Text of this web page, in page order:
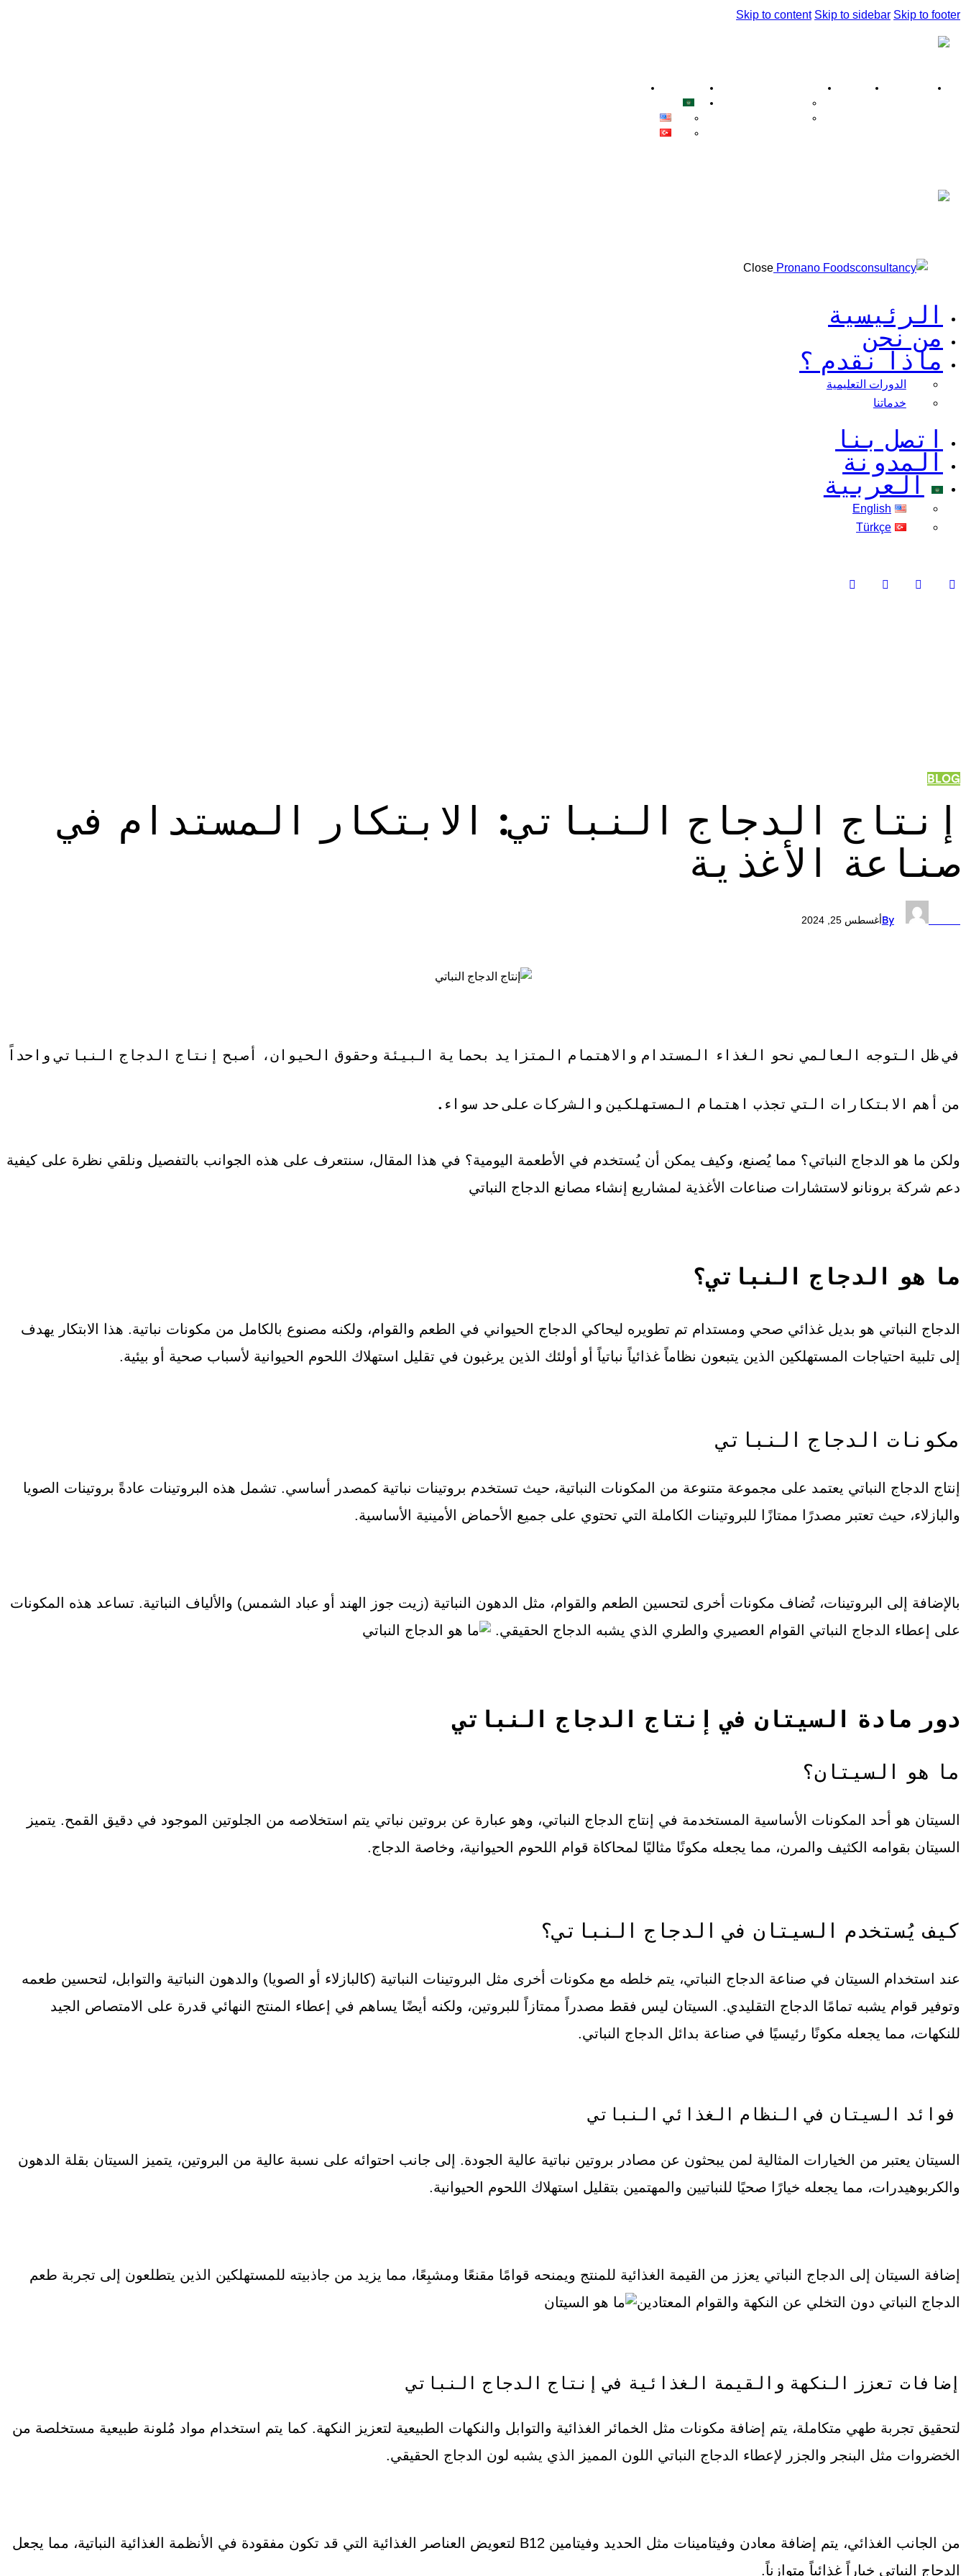
Skip to content Skip to sidebar Skip to footer
الرئيسية من نحن اتصل بنا
Close
الرئيسية
من نحن
ماذا نقدم ؟
الدورات التعليمية
خدماتنا
اتصل بنا
المدونة
العربية
English
Türkçe
BLOG
إنتاج الدجاج النباتي: الابتكار المستدام في
صناعة الأغذية
Byأغسطس 25, 2024
في ظل التوجه العالمي نحو الغذاء المستدام والاهتمام المتزايد بحماية البيئة وحقوق الحيوان، أصبح إنتاج الدجاج النباتي واحداً
من أهم الابتكارات التي تجذب اهتمام المستهلكين والشركات على حد سواء.
ولكن ما هو الدجاج النباتي؟ مما يُصنع، وكيف يمكن أن يُستخدم في الأطعمة اليومية؟ في هذا المقال، سنتعرف على هذه الجوانب بالتفصيل ونلقي نظرة على كيفية
دعم شركة برونانو لاستشارات صناعات الأغذية لمشاريع إنشاء مصانع الدجاج النباتي
ما هو الدجاج النباتي؟
الدجاج النباتي هو بديل غذائي صحي ومستدام تم تطويره ليحاكي الدجاج الحيواني في الطعم والقوام، ولكنه مصنوع بالكامل من مكونات نباتية. هذا الابتكار يهدف
إلى تلبية احتياجات المستهلكين الذين يتبعون نظاماً غذائياً نباتياً أو أولئك الذين يرغبون في تقليل استهلاك اللحوم الحيوانية لأسباب صحية أو بيئية.
مكونات الدجاج النباتي
إنتاج الدجاج النباتي يعتمد على مجموعة متنوعة من المكونات النباتية، حيث تستخدم بروتينات نباتية كمصدر أساسي. تشمل هذه البروتينات عادةً بروتينات الصويا
والبازلاء، حيث تعتبر مصدرًا ممتازًا للبروتينات الكاملة التي تحتوي على جميع الأحماض الأمينية الأساسية.
بالإضافة إلى البروتينات، تُضاف مكونات أخرى لتحسين الطعم والقوام، مثل الدهون النباتية (زيت جوز الهند أو عباد الشمس) والألياف النباتية. تساعد هذه المكونات
على إعطاء الدجاج النباتي القوام العصيري والطري الذي يشبه الدجاج الحقيقي.
دور مادة السيتان في إنتاج الدجاج النباتي
ما هو السيتان؟
السيتان هو أحد المكونات الأساسية المستخدمة في إنتاج الدجاج النباتي، وهو عبارة عن بروتين نباتي يتم استخلاصه من الجلوتين الموجود في دقيق القمح. يتميز
السيتان بقوامه الكثيف والمرن، مما يجعله مكونًا مثاليًا لمحاكاة قوام اللحوم الحيوانية، وخاصة الدجاج.
كيف يُستخدم السيتان في الدجاج النباتي؟
عند استخدام السيتان في صناعة الدجاج النباتي، يتم خلطه مع مكونات أخرى مثل البروتينات النباتية (كالبازلاء أو الصويا) والدهون النباتية والتوابل، لتحسين طعمه
وتوفير قوام يشبه تمامًا الدجاج التقليدي. السيتان ليس فقط مصدراً ممتازاً للبروتين، ولكنه أيضًا يساهم في إعطاء المنتج النهائي قدرة على الامتصاص الجيد
للنكهات، مما يجعله مكونًا رئيسيًا في صناعة بدائل الدجاج النباتي.
فوائد السيتان في النظام الغذائي النباتي
السيتان يعتبر من الخيارات المثالية لمن يبحثون عن مصادر بروتين نباتية عالية الجودة. إلى جانب احتوائه على نسبة عالية من البروتين، يتميز السيتان بقلة الدهون
والكربوهيدرات، مما يجعله خيارًا صحيًا للنباتيين والمهتمين بتقليل استهلاك اللحوم الحيوانية.
إضافة السيتان إلى الدجاج النباتي يعزز من القيمة الغذائية للمنتج ويمنحه قوامًا مقنعًا ومشبِعًا، مما يزيد من جاذبيته للمستهلكين الذين يتطلعون إلى تجربة طعم
الدجاج النباتي دون التخلي عن النكهة والقوام المعتادين
إضافات تعزز النكهة والقيمة الغذائية في إنتاج الدجاج النباتي
لتحقيق تجربة طهي متكاملة، يتم إضافة مكونات مثل الخمائر الغذائية والتوابل والنكهات الطبيعية لتعزيز النكهة. كما يتم استخدام مواد مُلونة طبيعية مستخلصة من
الخضروات مثل البنجر والجزر لإعطاء الدجاج النباتي اللون المميز الذي يشبه لون الدجاج الحقيقي.
من الجانب الغذائي، يتم إضافة معادن وفيتامينات مثل الحديد وفيتامين B12 لتعويض العناصر الغذائية التي قد تكون مفقودة في الأنظمة الغذائية النباتية، مما يجعل
الدجاج النباتي خياراً غذائياً متوازناً.